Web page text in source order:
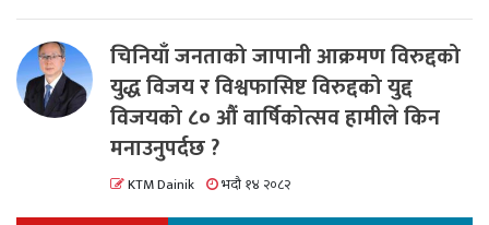
चिनियाँ जनताको जापानी आक्रमण विरुद्दको
युद्ध विजय र विश्वफासिष्ट विरुद्दको युद्द
विजयको ८० औं वार्षिकोत्सव हामीले किन
मनाउनुपर्दछ ?
KTM Dainik भदौ १४ २०८२